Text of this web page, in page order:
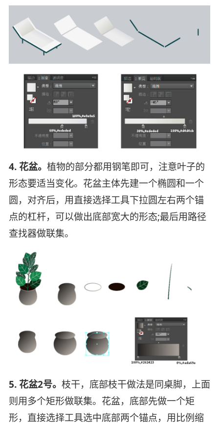
4. 花盆。 植物的部分都用钢笔即可，注意叶子的
形态要适当变化。花盆主体先建一个椭圆和一个
圆，对齐后，用直接选择工具下拉圆左右两个锚
点的杠杆，可以做出底部宽大的形态;最后用路径
查找器做联集。
5. 花盆2号。 枝干，底部枝干做法是同桌脚，上面
则用多个矩形做联集。花盆，底部先做一个矩
形，直接选择工具选中底部两个锚点，用比例缩